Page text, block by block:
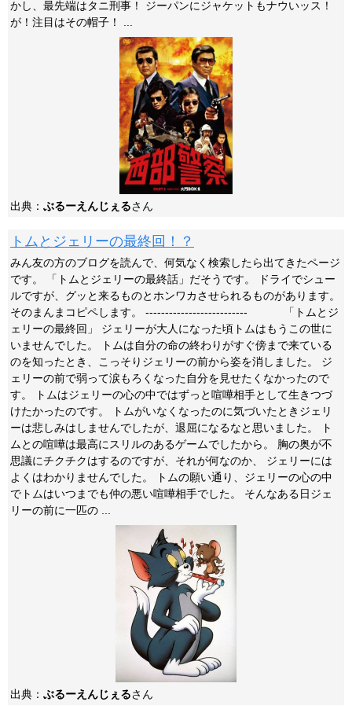
かし、最先端はタニ刑事！ ジーパンにジャケットもナウいッス！
が！注目はその帽子！ ...
出典： ぶるーえんじぇるさん
トムとジェリーの最終回！？
みん友の方のブログを読んで、何気なく検索したら出てきたページ
です。 「トムとジェリーの最終話」だそうです。 ドライでシュー
ルですが、グッと来るものとホンワカさせられるものがあります。
そのまんまコピペします。 -------------------------- 「トムとジ
ェリーの最終回」 ジェリーが大人になった頃トムはもうこの世に
いませんでした。 トムは自分の命の終わりがすぐ傍まで来ている
のを知ったとき、こっそりジェリーの前から姿を消しました。 ジ
ェリーの前で弱って涙もろくなった自分を見せたくなかったので
す。 トムはジェリーの心の中ではずっと喧嘩相手として生きつづ
けたかったのです。 トムがいなくなったのに気づいたときジェリ
ーは悲しみはしませんでしたが、退屈になるなと思いました。 ト
ムとの喧嘩は最高にスリルのあるゲームでしたから。 胸の奥が不
思議にチクチクはするのですが、それが何なのか、 ジェリーには
よくはわかりませんでした。 トムの願い通り、ジェリーの心の中
でトムはいつまでも仲の悪い喧嘩相手でした。 そんなある日ジェ
リーの前に一匹の ...
出典： ぶるーえんじぇるさん